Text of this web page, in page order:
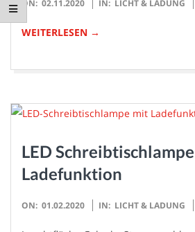
11-
ON: 02.11.2020 IN: LICHT & LADUNG
WEITERLESEN →
LED
Ladefunktion
2020-
ON: 01.02.2020 IN: LICHT & LADUNG